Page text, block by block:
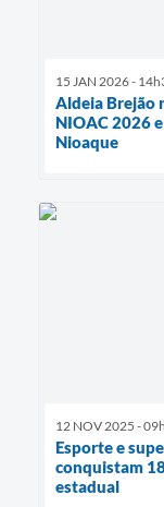
15 JAN 2026 -
Aldeia Brejão
NIOAC 2026
Nioaque
12 NOV 2025 -
Esporte e
conquistam
estadual